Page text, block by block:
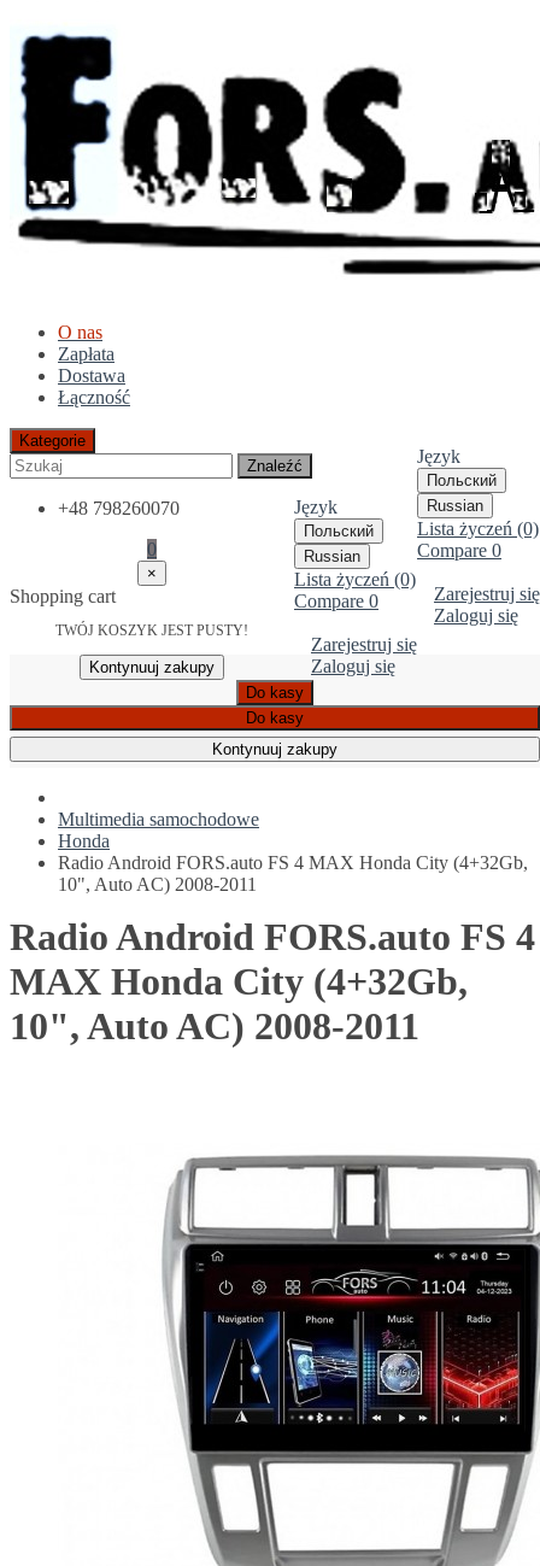
O nas
Zapłata
Dostawa
Łączność
Język
Польский
Russian
Lista życzeń (0)
Compare 0
Zarejestruj się
Zaloguj się
Kategorie
Znaleźć
Język
Польский
Russian
Lista życzeń (0)
Compare 0
Zarejestruj się
Zaloguj się
+48 798260070
0
×
Shopping cart
TWÓJ KOSZYK JEST PUSTY!
Kontynuuj zakupy
Do kasy
Do kasy
Kontynuuj zakupy
Multimedia samochodowe
Honda
Radio Android FORS.auto FS 4 MAX Honda City (4+32Gb,
10", Auto AC) 2008-2011
Radio Android FORS.auto FS 4
MAX Honda City (4+32Gb,
10", Auto AC) 2008-2011